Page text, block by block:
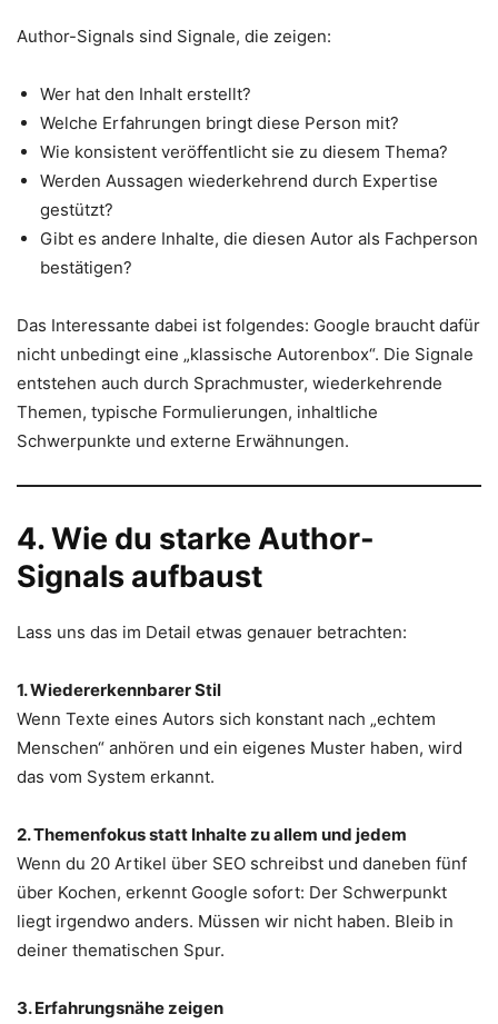
Author-Signals sind Signale, die zeigen:
Wer hat den Inhalt erstellt?
Welche Erfahrungen bringt diese Person mit?
Wie konsistent veröffentlicht sie zu diesem Thema?
Werden Aussagen wiederkehrend durch Expertise
gestützt?
Gibt es andere Inhalte, die diesen Autor als Fachperson
bestätigen?
Das Interessante dabei ist folgendes: Google braucht dafür
nicht unbedingt eine „klassische Autorenbox“. Die Signale
entstehen auch durch Sprachmuster, wiederkehrende
Themen, typische Formulierungen, inhaltliche
Schwerpunkte und externe Erwähnungen.
4. Wie du starke Author-
Signals aufbaust
Lass uns das im Detail etwas genauer betrachten:
1. Wiedererkennbarer Stil
Wenn Texte eines Autors sich konstant nach „echtem
Menschen“ anhören und ein eigenes Muster haben, wird
das vom System erkannt.
2. Themenfokus statt Inhalte zu allem und jedem
Wenn du 20 Artikel über SEO schreibst und daneben fünf
über Kochen, erkennt Google sofort: Der Schwerpunkt
liegt irgendwo anders. Müssen wir nicht haben. Bleib in
deiner thematischen Spur.
3. Erfahrungsnähe zeigen